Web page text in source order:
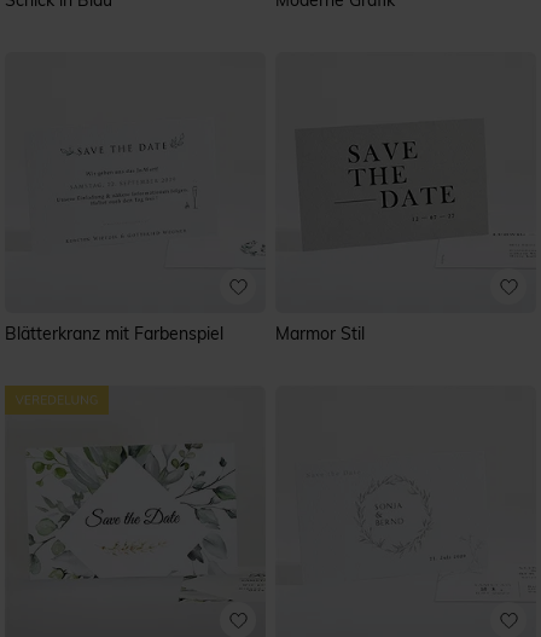
Blätterkranz mit Farbenspiel Marmor Stil